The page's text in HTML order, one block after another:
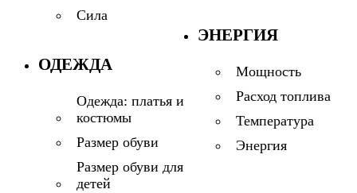
Сила
ОДЕЖДА
Одежда: платья и
костюмы
Размер обуви
Размер обуви для
детей
ЭНЕРГИЯ
Мощность
Расход топлива
Температура
Энергия